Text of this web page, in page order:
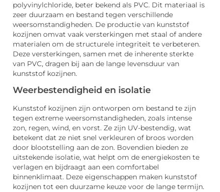
polyvinylchloride, beter bekend als PVC. Dit materiaal is
zeer duurzaam en bestand tegen verschillende
weersomstandigheden. De productie van kunststof
kozijnen omvat vaak versterkingen met staal of andere
materialen om de structurele integriteit te verbeteren.
Deze versterkingen, samen met de inherente sterkte
van PVC, dragen bij aan de lange levensduur van
kunststof kozijnen.
Weerbestendigheid en isolatie
Kunststof kozijnen zijn ontworpen om bestand te zijn
tegen extreme weersomstandigheden, zoals intense
zon, regen, wind, en vorst. Ze zijn UV-bestendig, wat
betekent dat ze niet snel verkleuren of broos worden
door blootstelling aan de zon. Bovendien bieden ze
uitstekende isolatie, wat helpt om de energiekosten te
verlagen en bijdraagt aan een comfortabel
binnenklimaat. Deze eigenschappen maken kunststof
kozijnen tot een duurzame keuze voor de lange termijn.